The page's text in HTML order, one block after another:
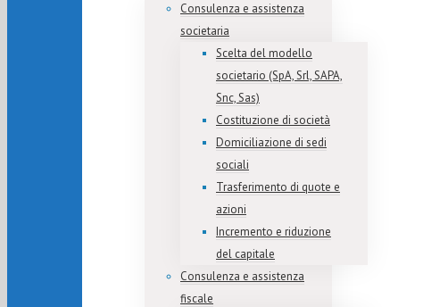
Consulenza e assistenza
societaria
Scelta del modello
societario (SpA, Srl, SAPA,
Snc, Sas)
Costituzione di società
Domiciliazione di sedi
sociali
Trasferimento di quote e
azioni
Incremento e riduzione
del capitale
Consulenza e assistenza
fiscale